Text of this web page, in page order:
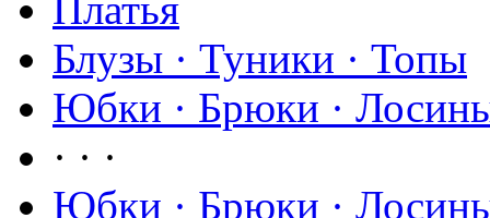
Платья
Блузы · Туники · Топы
Юбки · Брюки ·
· · ·
Юбки · Брюки ·